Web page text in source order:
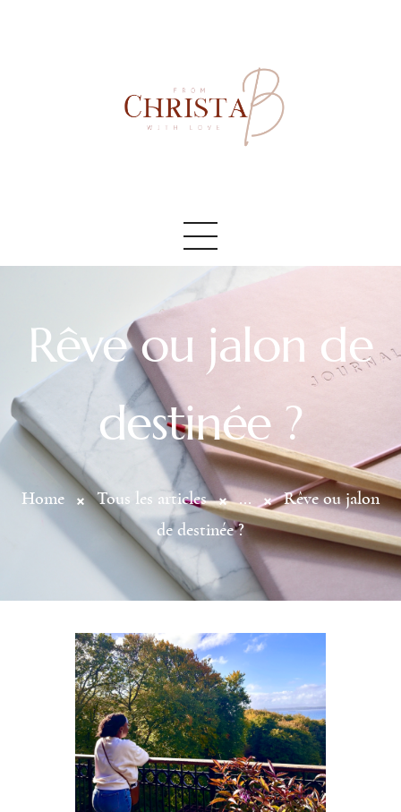
Rêve ou jalon de
destinée ?
Home Tous les articles ...
Rêve ou jalon
de destinée ?
Accueil